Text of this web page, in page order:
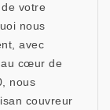
votre
nous
avec
au cœur de
nous
couvreur